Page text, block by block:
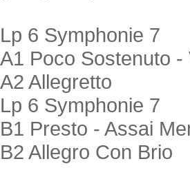
Lp 6 Symphonie 7
A1 Poco Sostenuto -
A2 Allegretto
Lp 6 Symphonie 7
B1 Presto - Assai
B2 Allegro Con Brio